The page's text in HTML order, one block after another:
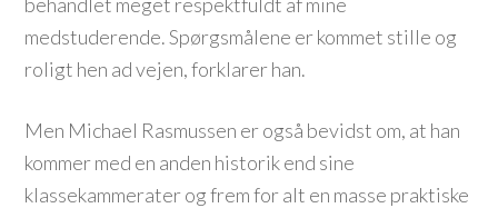
medstuderende. Spørgsmålene er kommet stille og
roligt hen ad vejen, forklarer han.
Men Michael Rasmussen er også bevidst om, at han
kommer med en anden historik end sine
klassekammerater og frem for alt en masse praktiske